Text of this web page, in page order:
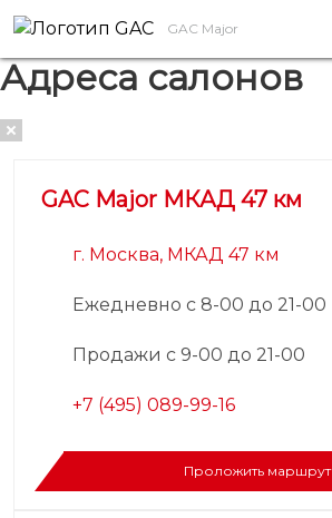
GAC Major
Адреса салонов
GAC Major МКАД 47 км
г. Москва, МКАД 47 км
Ежедневно с 8-00 до 21-00
Продажи с 9-00 до 21-00
+7 (495) 089-99-16
Проложить маршрут